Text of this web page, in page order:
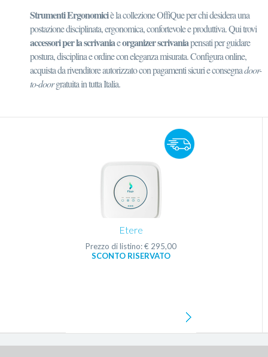
Strumenti Ergonomiciè la collezione OffiQue per chi desidera una
postazione disciplinata, ergonomica, confortevole e produttiva. Qui trovi
accessori per la scrivaniaeorganizer scrivaniapensati per guidare
postura, disciplina e ordine con eleganza misurata. Configura online,
acquista da rivenditore autorizzato con pagamenti sicuri e consegnadoor-
to-doorgratuita in tutta Italia.
Etere
Prezzo di listino: € 295,00
SCONTO RISERVATO